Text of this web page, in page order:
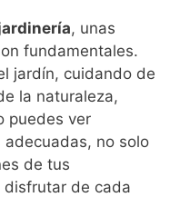
, unas
fundamentales.
jardín, cuidando de
la naturaleza,
puedes ver
adecuadas, no solo
de tus
de cada